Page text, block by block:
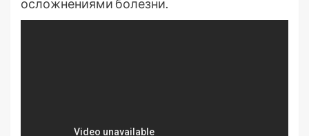
осложнениями болезни.